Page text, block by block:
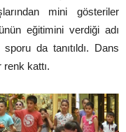
mini gösteriler
eğitimini verdiği adı
da tanıtıldı. Dans
renk kattı.